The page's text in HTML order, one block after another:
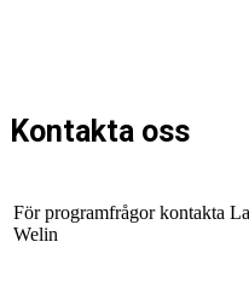
Kontakta oss
För programfrågor kontakta
Welin